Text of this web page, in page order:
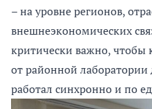
– на уровне регионов,
внешнеэкономических
критически важно, чтобы
от районной лаборатории
работал синхронно и по